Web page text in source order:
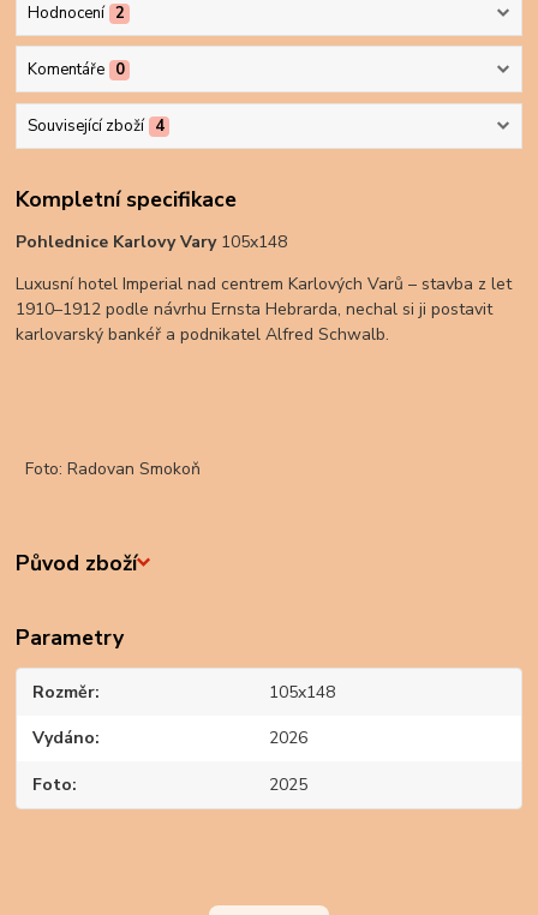
Hodnocení 2
Komentáře 0
Související zboží 4
Kompletní specifikace
Pohlednice Karlovy Vary 105x148
Luxusní hotel Imperial nad centrem Karlových Varů – stavba z let
1910–1912 podle návrhu Ernsta Hebrarda, nechal si ji postavit
karlovarský bankéř a podnikatel Alfred Schwalb.​
Foto: Radovan Smokoň
Původ zboží
Parametry
Rozměr 105x148
Vydáno 2026
Foto 2025